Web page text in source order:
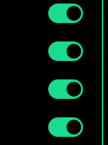
認ください。